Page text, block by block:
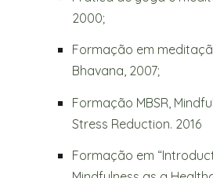
2000;
Formação em
Bhavana, 2007;
Formação MBSR,
Stress Reduction. 2016
Formação em